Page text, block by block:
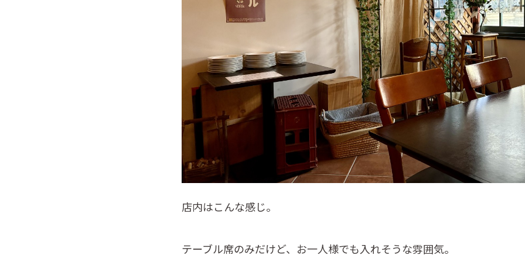
店内はこんな感じ。
テーブル席のみだけど、お一人様でも入れそうな雰囲気。